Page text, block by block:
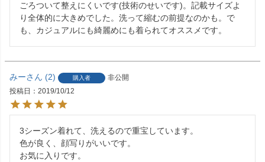
ごろついて整えにくいです(技術のせいです)。記載サイズよ
り全体的に大きめでした。洗って縮むの前提なのかも。で
も、カジュアルにも綺麗めにも着られてオススメです。
みー 2 購入者
非公開
投稿日
2019/10/12
3シーズン着れて、洗えるので重宝しています。
色が良く、顔写りがいいです。
お気に入りです。